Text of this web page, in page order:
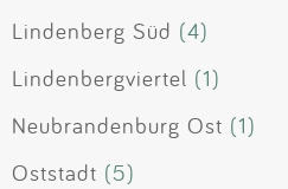
Lindenberg Süd (4)
Lindenbergviertel (1)
Neubrandenburg Ost (1)
Oststadt (5)